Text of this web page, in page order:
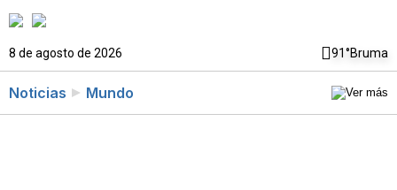
8 de agosto de 2026 91°Bruma
Noticias Mundo